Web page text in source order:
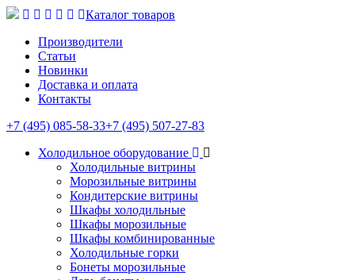
Каталог товаров
Производители
Статьи
Новинки
Доставка и оплата
Контакты
+7 (495) 085-58-33+7 (495) 507-27-83
Холодильное оборудование
Холодильные витрины
Морозильные витрины
Кондитерские витрины
Шкафы холодильные
Шкафы морозильные
Шкафы комбинированные
Холодильные горки
Бонеты морозильные